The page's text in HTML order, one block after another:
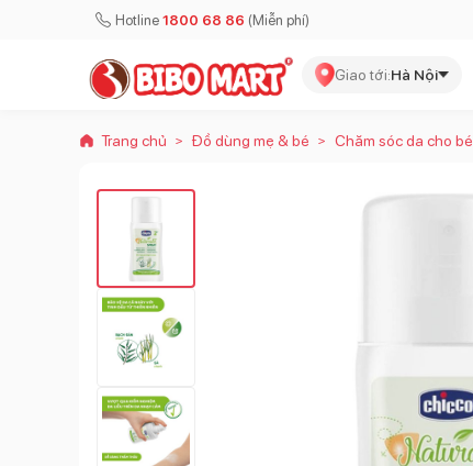
Hotline 1800 68 86 (Miễn phí)
Giao tới:Hà Nội
Trang chủ > Đồ dùng mẹ & bé > Chăm sóc da cho bé